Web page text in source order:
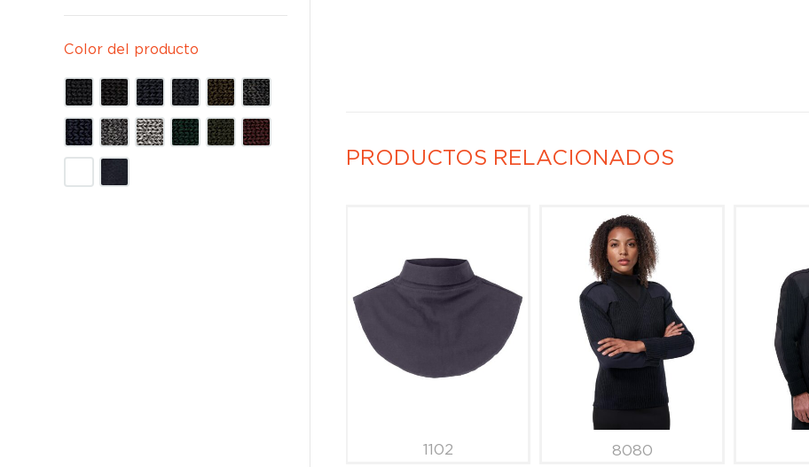
PRODUCTOS RELACIONADOS
1102 8080
Color del producto